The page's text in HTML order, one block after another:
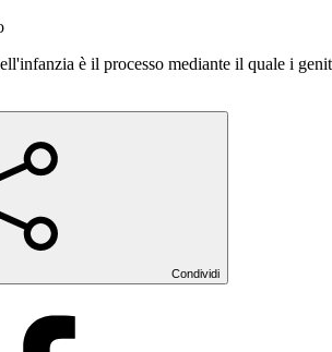
è il processo mediante il quale i
Condividi